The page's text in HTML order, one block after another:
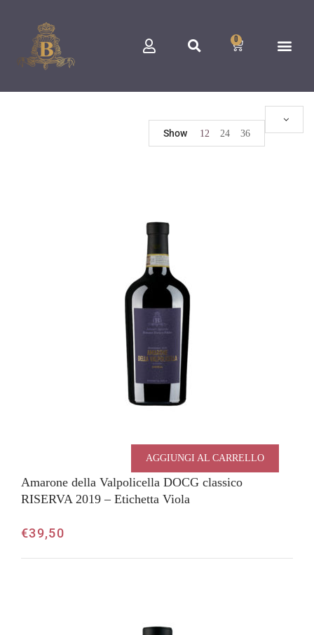
0
Show 12 24 36
Amarone della Valpolicella DOCG classico
RISERVA 2019 – Etichetta Viola
€39,50
AGGIUNGI AL CARRELLO